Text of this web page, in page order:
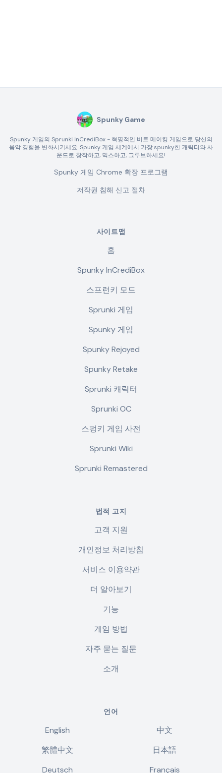
Spunky Game
Spunky 게임의 Sprunki InCrediBox - 혁명적인 비트 메이킹 게임으로 당신의
음악 경험을 변화시키세요. Spunky 게임 세계에서 가장 spunky한 캐릭터와 사
운드로 창작하고, 믹스하고, 그루브하세요!
Spunky 게임 Chrome 확장 프로그램
저작권 침해 신고 절차
사이트맵
홈
Spunky InCrediBox
스프런키 모드
Sprunki 게임
Spunky 게임
Spunky Rejoyed
Spunky Retake
Sprunki 캐릭터
Sprunki OC
스펑키 게임 사전
Sprunki Wiki
Sprunki Remastered
법적 고지
고객 지원
개인정보 처리방침
서비스 이용약관
더 알아보기
기능
게임 방법
자주 묻는 질문
소개
언어
English
中文
繁體中文
日本語
Deutsch
Français